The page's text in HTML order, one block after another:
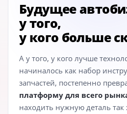
Будущее
у того,
у кого больше
А у того, у кого лучше
начиналось как набор
запчастей, постепенно
платформу для всего
находить нужную деталь так